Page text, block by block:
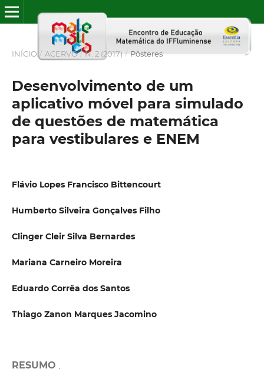
INÍCIO / ACERVO / N. 2 (2017) / Pôsteres
Desenvolvimento de um
aplicativo móvel para simulado
de questões de matemática
para vestibulares e ENEM
Flávio Lopes Francisco Bittencourt
Humberto Silveira Gonçalves Filho
Clinger Cleir Silva Bernardes
Mariana Carneiro Moreira
Eduardo Corrêa dos Santos
Thiago Zanon Marques Jacomino
RESUMO .